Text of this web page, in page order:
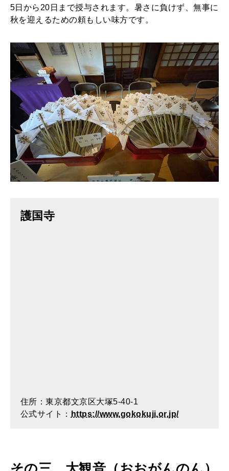
5日から20日まで授与されます。暑さに負けず、無事に
秋を迎えるための頼もしい味方です。
護国寺
住所：東京都文京区大塚5-40-1
公式サイト：
https://www.gokokuji.or.jp/